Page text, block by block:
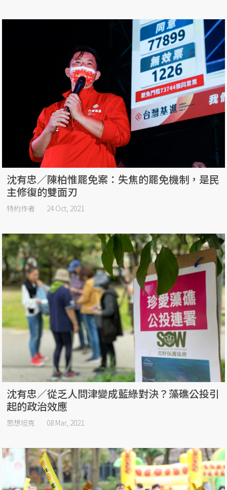
沈有忠／陳柏惟罷免案：失焦的罷免機制，是民
主修復的雙面刃
特約作者 24 Oct, 2021
沈有忠／從乏人問津變成藍綠對決？藻礁公投引
起的政治效應
思想坦克 08 Mar, 2021